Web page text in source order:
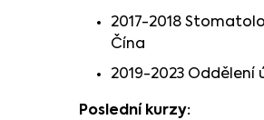
2017-2018
Čína
2019-2023
Poslední kurzy: